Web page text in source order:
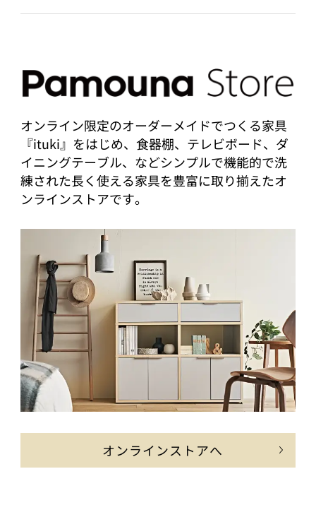
オンライン限定のオーダーメイドでつくる家具
『ituki』をはじめ、食器棚、テレビボード、ダ
イニングテーブル、などシンプルで機能的で洗
練された長く使える家具を豊富に取り揃えたオ
ンラインストアです。
オンラインストアへ